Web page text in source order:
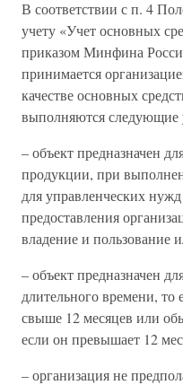
В соответствии с п. 4
учету «Учет основных
приказом Минфина
принимается
качестве основных
выполняются следующие
– объект предназначен
продукции, при
для управленческих
предоставления
владение и пользование
– объект предназначен
длительного времени, то
свыше 12 месяцев или
если он превышает 12
– организация не